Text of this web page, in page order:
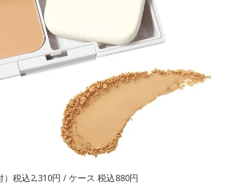
）税込2,310円 / ケース 税込880円